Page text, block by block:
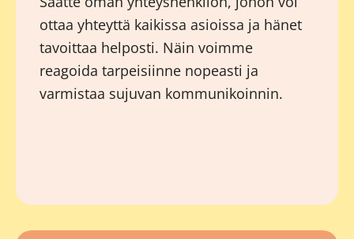
ottaa yhteyttä kaikissa asioissa ja hänet
tavoittaa helposti. Näin voimme
reagoida tarpeisiinne nopeasti ja
varmistaa sujuvan kommunikoinnin.